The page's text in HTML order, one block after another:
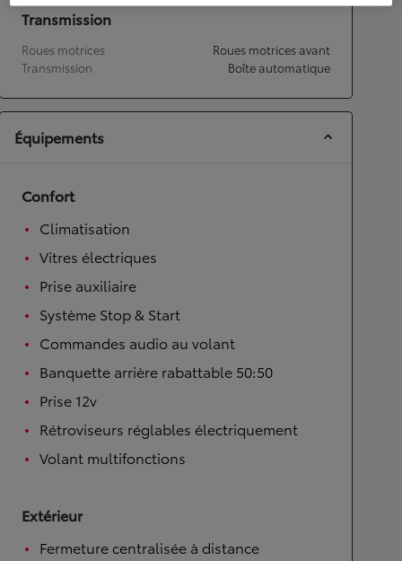
Transmission
Roues motrices
Roues motrices avant
Transmission
Boîte automatique
Équipements
Confort
Climatisation
Vitres électriques
Prise auxiliaire
Système Stop & Start
Commandes audio au volant
Banquette arrière rabattable 50:50
Prise 12v
Rétroviseurs réglables électriquement
Volant multifonctions
Extérieur
Fermeture centralisée à distance